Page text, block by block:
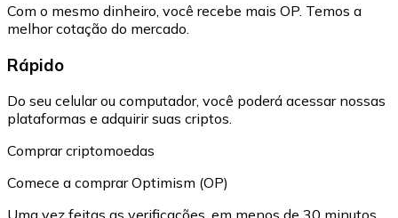
Com o mesmo dinheiro, você recebe mais OP. Temos a
melhor cotação do mercado.
Rápido
Do seu celular ou computador, você poderá acessar nossas
plataformas e adquirir suas criptos.
Comprar criptomoedas
Comece a comprar Optimism (OP)